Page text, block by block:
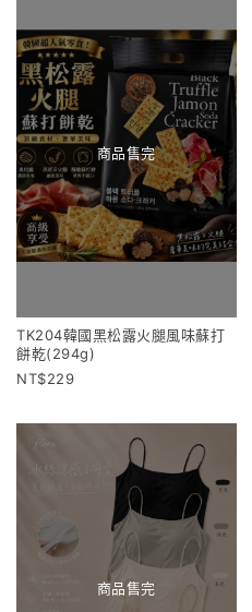
商品售完
TK204韓國黑松露火腿風味蘇打
餅乾(294g)
229
商品售完